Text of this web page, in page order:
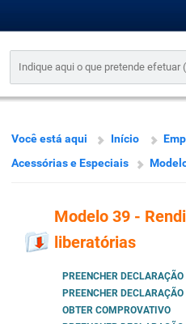
Você está aqui Início
Acessórias e Especiais
Modelo 39 -
liberatórias
PREENCHER DECLARAÇÃO
PREENCHER DECLARAÇÃO
OBTER COMPROVATIVO